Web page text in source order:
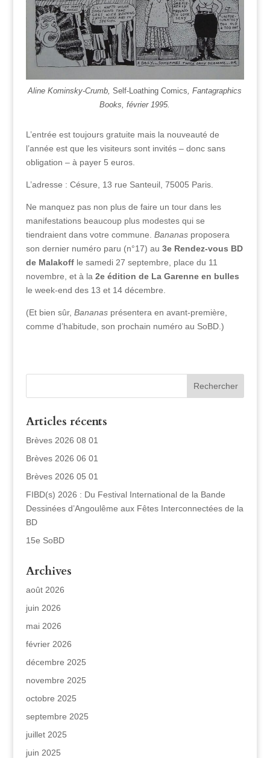
Aline Kominsky-Crumb,Self-Loathing Comics, Fantagraphics
Books, février 1995.
L’entrée est toujours gratuite mais la nouveauté de
l’année est que les visiteurs sont invités – donc sans
obligation – à payer 5 euros.
L’adresse : Césure, 13 rue Santeuil, 75005 Paris.
Ne manquez pas non plus de faire un tour dans les
manifestations beaucoup plus modestes qui se
tiendraient dans votre commune. Bananasproposera
son dernier numéro paru (n°17) au 3eRendez-vous BD
de Malakoff le samedi 27 septembre, place du 11
novembre, et à la 2eédition de La Garenne en bulles
le week-end des 13 et 14 décembre.
(Et bien sûr, Bananasprésentera en avant-première,
comme d’habitude, son prochain numéro au SoBD.)
Articles récents
Brèves 2026 08 01
Brèves 2026 06 01
Brèves 2026 05 01
FIBD(s) 2026 : Du Festival International de la Bande
Dessinées d’Angoulême aux Fêtes Interconnectées de la
BD
15e SoBD
Archives
août 2026
juin 2026
mai 2026
février 2026
décembre 2025
novembre 2025
octobre 2025
septembre 2025
juillet 2025
juin 2025